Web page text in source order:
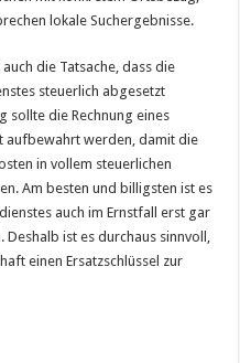
lokale Suchergebnisse.
die Tatsache, dass die
steuerlich abgesetzt
sollte die Rechnung eines
aufbewahrt werden, damit die
in vollem steuerlichen
Am besten und billigsten ist es
auch im Ernstfall erst gar
ist es durchaus sinnvoll,
einen Ersatzschlüssel zur